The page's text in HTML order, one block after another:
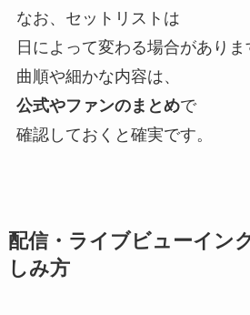
なお、セットリストは
日によって変わる場合がありま
曲順や細かな内容は、
公式やファンのまとめで
確認しておくと確実です。
配信・ライブビューイン
しみ方